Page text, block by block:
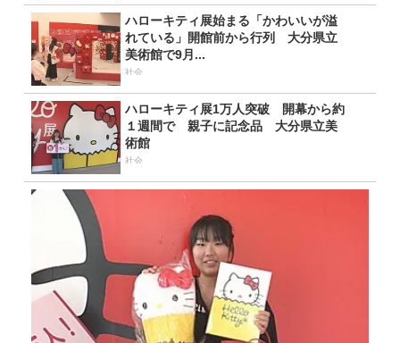
ハローキティ展始まる「かわいいが溢
れている」開館前から行列 大分県立
美術館で9月...
社会
ハローキティ展1万人突破 開幕から約
１週間で 親子に記念品 大分県立美
術館
社会